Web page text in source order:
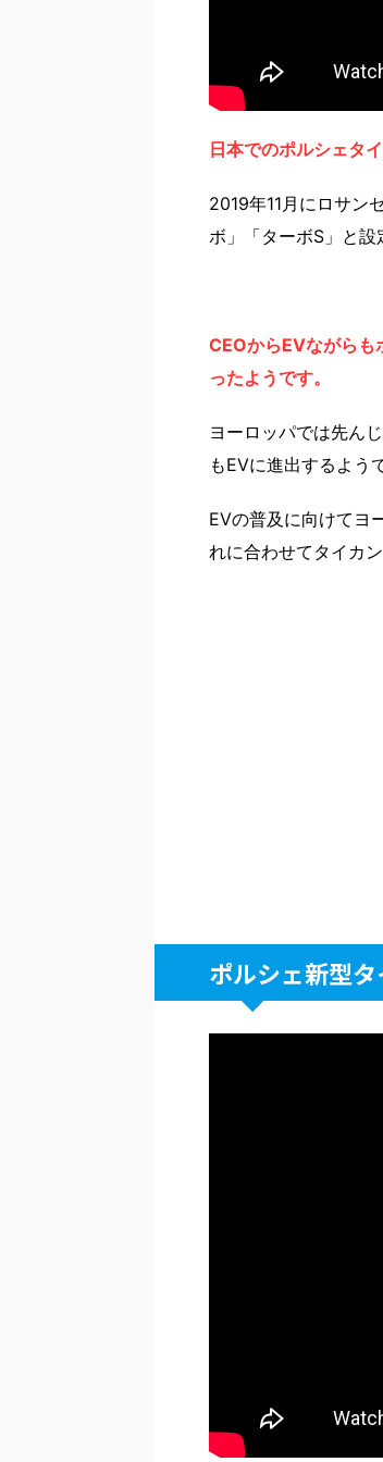
日本でのポルシェタ
2019年11月にロサン
ボ」「ターボS」と設
CEOからEVながらも
ったようです。
ヨーロッパでは先ん
もEVに進出するよう
EVの普及に向けてヨ
れに合わせてタイカ
ポルシェ新型